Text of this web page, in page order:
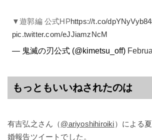
▼遊郭編 公式HPhttps://t.co/dpYNyVyb84
pic.twitter.com/eJJiamzNcM
— 鬼滅の刃公式 (@kimetsu_off)
もっともいいねされたのは
有吉弘之さん（@ariyoshihiroiki）による
婚報告ツイートでした。